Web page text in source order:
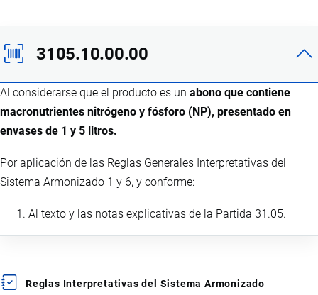
3105.10.00.00
Al considerarse que el producto es un abono que contiene
macronutrientes nitrógeno y fósforo (NP), presentado en
envases de 1 y 5 litros.
Por aplicación de las Reglas Generales Interpretativas del
Sistema Armonizado 1 y 6, y conforme:
Al texto y las notas explicativas de la Partida 31.05.
Reglas Interpretativas del Sistema Armonizado